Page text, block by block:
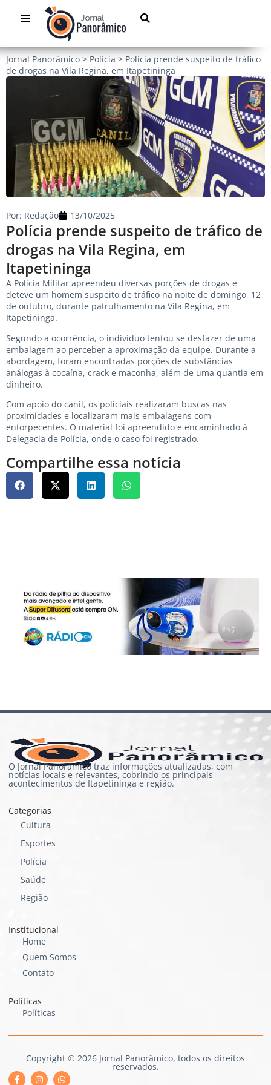
Jornal Panorâmico > Polícia > Polícia prende suspeito de tráfico
de drogas na Vila Regina, em Itapetininga
Polícia prende suspeito de tráfico de
drogas na Vila Regina, em
Itapetininga
Por: Redação 13/10/2025
A Polícia Militar apreendeu diversas porções de drogas e
deteve um homem suspeito de tráfico na noite de domingo, 12
de outubro, durante patrulhamento na Vila Regina, em
Itapetininga.
Segundo a ocorrência, o indivíduo tentou se desfazer de uma
embalagem ao perceber a aproximação da equipe. Durante a
abordagem, foram encontradas porções de substâncias
análogas à cocaína, crack e maconha, além de uma quantia em
dinheiro.
Com apoio do canil, os policiais realizaram buscas nas
proximidades e localizaram mais embalagens com
entorpecentes. O material foi apreendido e encaminhado à
Delegacia de Polícia, onde o caso foi registrado.
Compartilhe essa notícia
O Jornal Panorâmico traz informações atualizadas, com
notícias locais e relevantes, cobrindo os principais
acontecimentos de Itapetininga e região.
Categorias
Cultura
Esportes
Polícia
Saúde
Região
Institucional
Home
Quem Somos
Contato
Políticas
Políticas
Copyright © 2026 Jornal Panorâmico, todos os direitos
reservados.